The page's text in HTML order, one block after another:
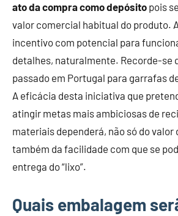
ato da compra como depósito pois
valor comercial habitual do produto.
incentivo com potencial para
detalhes, naturalmente. Recorde-se
passado em Portugal para garrafas
A eficácia desta iniciativa que
atingir metas mais ambiciosas de
materiais dependerá, não só do valor
também da facilidade com que se
entrega do “lixo”.
Quais embalagem